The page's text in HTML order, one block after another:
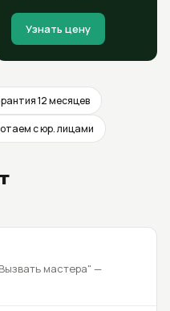
Узнать цену
12 месяцев
с юр. лицами
мастера" —